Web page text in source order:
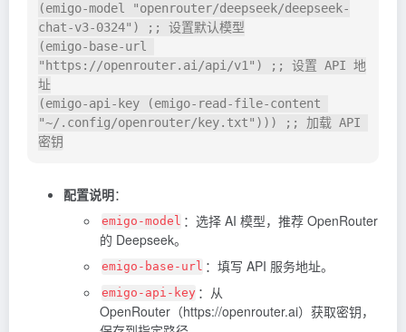
(emigo-model "openrouter/deepseek/deepseek-
chat-v3-0324") ;; 设置默认模型
(emigo-base-url
"https://openrouter.ai/api/v1") ;; 设置 API 地
址
(emigo-api-key (emigo-read-file-content
"~/.config/openrouter/key.txt"))) ;; 加载 API
配置说明：
emigo-model ：选择 AI 模型，推荐 OpenRouter
的 Deepseek。
emigo-base-url ：填写 API 服务地址。
emigo-api-key ：从
OpenRouter（https://openrouter.ai）获取密钥，